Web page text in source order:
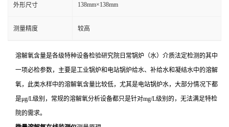
外形尺寸 138mm×138mm
测量精度 较高
溶解氧含量是各级特种设备检验研究院日常锅炉（水）介质法定检测的其中
一项必检参数，主要是工业锅炉和电站锅炉给水、补给水和凝结水中的溶解
氧，此类水样中的溶解氧含量比较低，尤其是电站锅炉水，大部分情况下都
是μg/L级别，常规的溶解氧分析设备都只是针对mg/L级别的，无法满足特检
院的需求。